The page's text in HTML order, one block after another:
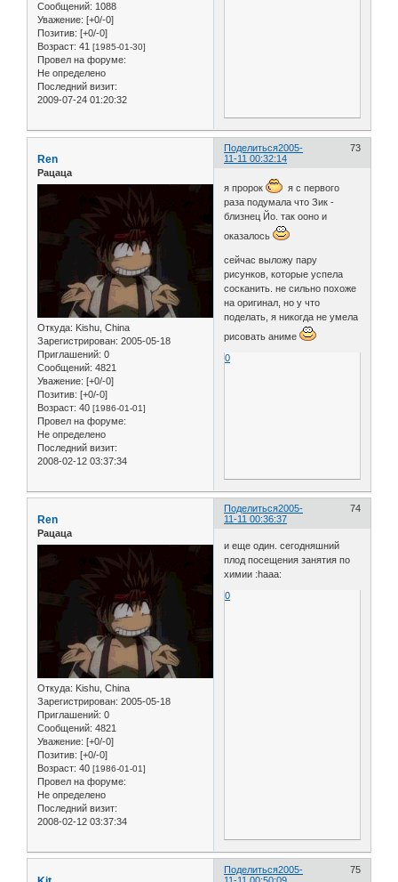
Сообщений: 1088
Уважение: [+0/-0]
Позитив: [+0/-0]
Возраст: 41 [1985-01-30]
Провел на форуме:
Не определено
Последний визит:
2009-07-24 01:20:32
Поделиться 73
2005-
11-11 00:32:14
Ren
Рацаца
Откуда: Kishu, China
Зарегистрирован: 2005-05-18
Приглашений: 0
Сообщений: 4821
Уважение: [+0/-0]
Позитив: [+0/-0]
Возраст: 40 [1986-01-01]
Провел на форуме:
Не определено
Последний визит:
2008-02-12 03:37:34
я пророк
я с первого
раза подумала что Зик -
близнец Йо. так ооно и
оказалось
сейчас выложу пару
рисунков, которые успела
сосканить. не сильно похоже
на оригинал, но у что
поделать, я никогда не умела
рисовать аниме
0
Поделиться 74
2005-
11-11 00:36:37
Ren
Рацаца
Откуда: Kishu, China
Зарегистрирован: 2005-05-18
Приглашений: 0
Сообщений: 4821
Уважение: [+0/-0]
Позитив: [+0/-0]
Возраст: 40 [1986-01-01]
Провел на форуме:
Не определено
Последний визит:
2008-02-12 03:37:34
и еще один. сегодняшний
плод посещения занятия по
химии :haaa:
0
Поделиться 75
2005-